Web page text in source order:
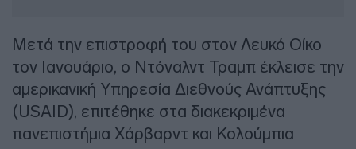
Μετά την επιστροφή του στον Λευκό Οίκο
τον Ιανουάριο, ο Ντόναλντ Τραμπ έκλεισε την
αμερικανική Υπηρεσία Διεθνούς Ανάπτυξης
(USAID), επιτέθηκε στα διακεκριμένα
πανεπιστήμια Χάρβαρντ και Κολούμπια